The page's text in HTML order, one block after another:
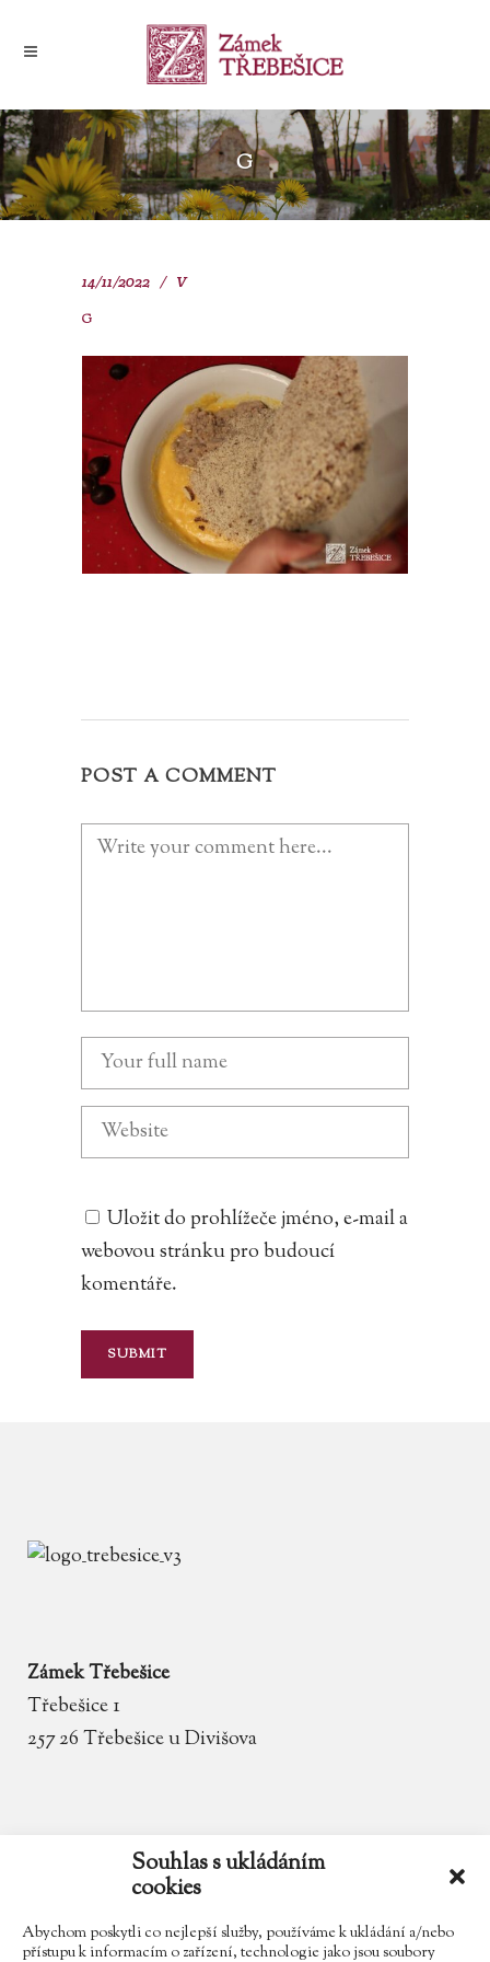
Souhlas s ukládáním
cookies
Abychom poskytli co nejlepší služby, používáme k ukládání a/nebo
přístupu k informacím o zařízení, technologie jako jsou soubory
G
14/11/2022 V
G
POST A COMMENT
Uložit do prohlížeče jméno, e-mail a
webovou stránku pro budoucí
komentáře.
Zámek Třebešice
Třebešice 1
257 26 Třebešice u Divišova
zamek.trebesice@volny.cz
602 354 467